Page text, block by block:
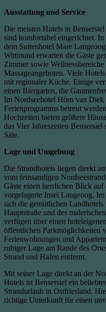
Ausstattung und Service
Die meisten Hotels in
sind komfortabel eingerichtet.
dem Suitenhotel Mare
Wittmund erwarten die Gäste
Zimmer sowie
Massageangeboten. Viele
mit regionaler Küche. Einige
einen Biergarten, die
Im Nordseehotel Hörn van
Ferienprogramms betreut
Hochzeiten bieten größere
das Vier Jahreszeiten
Säle.
Lage und Umgebung
Die Strandhotels liegen direkt
vom feinsandigen
Gäste einen herrlichen Blick auf
vorgelagerte Insel Langeoog.
sich die gemütlichen Landhotels
Hauptstraße und des
verfügen über einen
öffentlichen Parkmöglichkeiten
Ferienwohnungen und
ruhiger Lage am Rande des
Strand und Hafen entfernt.
Mit seiner Lage direkt an der
Hotels ist Bensersiel ein
Strandurlaub in Ostfriesland.
richtige Unterkunft für einen